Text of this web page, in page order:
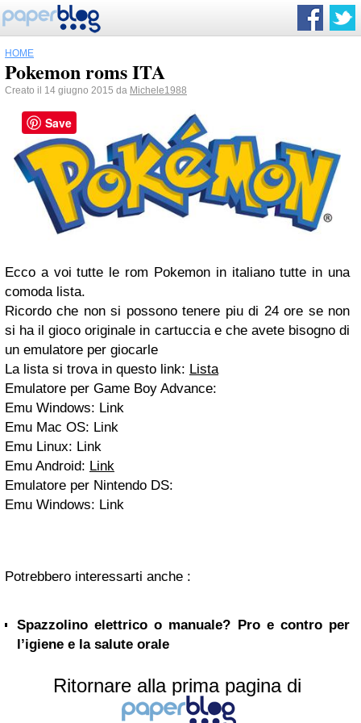
HOME
Pokemon roms ITA
Creato il 14 giugno 2015 da Michele1988
Ecco a voi tutte le rom Pokemon in italiano tutte in una
comoda lista.
Ricordo che non si possono tenere piu di 24 ore se non
si ha il gioco originale in cartuccia e che avete bisogno di
un emulatore per giocarle
La lista si trova in questo link: Lista
Emulatore per Game Boy Advance:
Emu Windows: Link
Emu Mac OS: Link
Emu Linux: Link
Emu Android: Link
Emulatore per Nintendo DS:
Emu Windows: Link
Potrebbero interessarti anche :
Spazzolino elettrico o manuale? Pro e contro per
l’igiene e la salute orale
Ritornare alla prima pagina di
Save